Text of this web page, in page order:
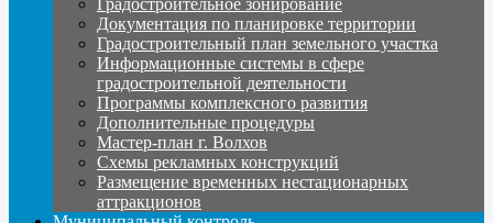
Документация по планировке территории
Градостроительный план земельного участка
Информационные системы в сфере
градостроительной деятельности
Программы комплексного развития
Дополнительные процедуры
Мастер-план г. Волхов
Схемы рекламных конструкций
Размещение временных нестационарных
аттракционов